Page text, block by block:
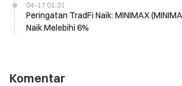
04-17 01:31
Peringatan TradFi Naik: MINIMAX
Naik Melebihi 6%
Komentar